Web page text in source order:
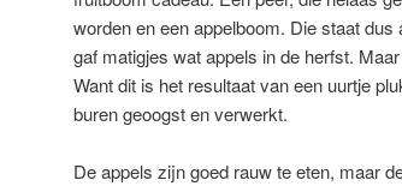
worden en een appelboom. Die staat
gaf matigjes wat appels in de herfst.
Want dit is het resultaat van een uurtje
buren geoogst en verwerkt.
De appels zijn goed rauw te eten, maar